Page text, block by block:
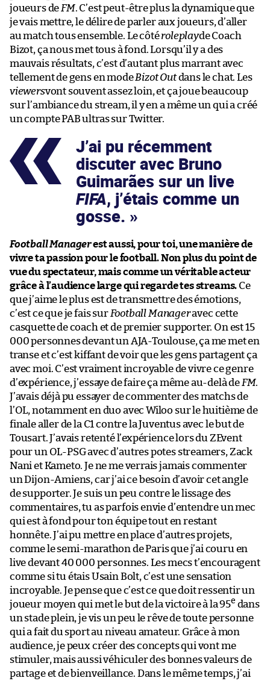
joueurs de FM. C’est peut-être plus la dynamique que
je vais mettre, le délire de parler aux joueurs, d’aller
au match tous ensemble. Le côtéroleplayde Coach
Bizot, ça nous met tous à fond. Lorsqu’il y a des
mauvais résultats, c’est d’autant plus marrant avec
tellement de gens en modeBizot Outdans le chat. Les
viewersvont souvent assez loin, et ça joue beaucoup
sur l’ambiance du stream, il y en a même un qui a créé
un compte PAB ultras sur Twitter.
J’ai pu récemment
discuter avec Bruno
Guimarães sur un live
FIFA, j’étais comme un
gosse.
Football Managerest aussi, pour toi, une manière de
vivre ta passion pour le football. Non plus du point de
vue du spectateur, mais comme un véritable acteur
grâce à l’audience large qui regarde tes streams. Ce
que j’aime le plus est de transmettre des émotions,
c’est ce que je fais sur Football Manageravec cette
casquette de coach et de premier supporter. On est 15
000 personnes devant un AJA-Toulouse, ça me met en
transe et c’est kiffant de voir que les gens partagent ça
avec moi. C’est vraiment incroyable de vivre ce genre
d’expérience, j’essaye de faire ça même au-delà de FM.
J’avais déjà pu essayer de commenter des matchs de
l’OL, notamment en duo avec Wiloo sur le huitième de
finale aller de la C1 contre la Juventus avec le but de
Tousart. J’avais retenté l’expérience lors du ZEvent
pour un OL-PSG avec d’autres potes streamers, Zack
Nani et Kameto. Je ne me verrais jamais commenter
un Dijon-Amiens, car j’ai ce besoin d’avoir cet angle
de supporter. Je suis un peu contre le lissage des
commentaires, tu as parfois envie d’entendre un mec
qui est à fond pour ton équipe tout en restant
honnête. J’ai pu mettre en place d’autres projets,
comme le semi-marathon de Paris que j’ai couru en
live devant 40 000 personnes. Les mecs t’encouragent
comme si tu étais Usain Bolt, c’est une sensation
incroyable. Je pense que c’est ce que doit ressentir un
joueur moyen qui met le but de la victoire à la 95e dans
un stade plein, je vis un peu le rêve de toute personne
qui a fait du sport au niveau amateur. Grâce à mon
audience, je peux créer des concepts qui vont me
stimuler, mais aussi véhiculer des bonnes valeurs de
partage et de bienveillance. Dans le même temps, j’ai